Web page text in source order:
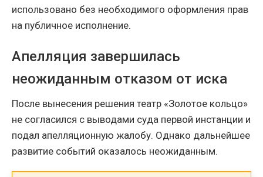
использовано без необходимого оформления прав
на публичное исполнение.
Апелляция завершилась
неожиданным отказом от иска
После вынесения решения театр «Золотое кольцо»
не согласился с выводами суда первой инстанции и
подал апелляционную жалобу. Однако дальнейшее
развитие событий оказалось неожиданным.